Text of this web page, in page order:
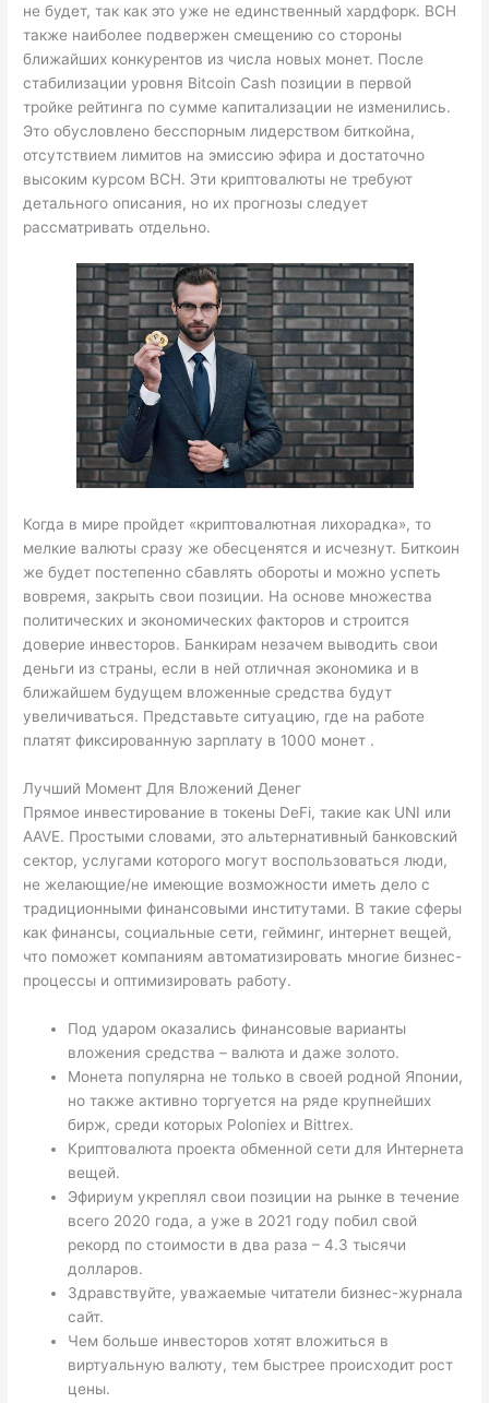
не будет, так как это уже не единственный хардфорк. BCH
также наиболее подвержен смещению со стороны
ближайших конкурентов из числа новых монет. После
стабилизации уровня Bitcoin Cash позиции в первой
тройке рейтинга по сумме капитализации не изменились.
Это обусловлено бесспорным лидерством биткойна,
отсутствием лимитов на эмиссию эфира и достаточно
высоким курсом BCH. Эти криптовалюты не требуют
детального описания, но их прогнозы следует
рассматривать отдельно.
Когда в мире пройдет «криптовалютная лихорадка», то
мелкие валюты сразу же обесценятся и исчезнут. Биткоин
же будет постепенно сбавлять обороты и можно успеть
вовремя, закрыть свои позиции. На основе множества
политических и экономических факторов и строится
доверие инвесторов. Банкирам незачем выводить свои
деньги из страны, если в ней отличная экономика и в
ближайшем будущем вложенные средства будут
увеличиваться. Представьте ситуацию, где на работе
платят фиксированную зарплату в 1000 монет .
Лучший Момент Для Вложений Денег
Прямое инвестирование в токены DeFi, такие как UNI или
AAVE. Простыми словами, это альтернативный банковский
сектор, услугами которого могут воспользоваться люди,
не желающие/не имеющие возможности иметь дело с
традиционными финансовыми институтами. В такие сферы
как финансы, социальные сети, гейминг, интернет вещей,
что поможет компаниям автоматизировать многие бизнес-
процессы и оптимизировать работу.
Под ударом оказались финансовые варианты
вложения средства – валюта и даже золото.
Монета популярна не только в своей родной Японии,
но также активно торгуется на ряде крупнейших
бирж, среди которых Poloniex и Bittrex.
Криптовалюта проекта обменной сети для Интернета
вещей.
Эфириум укреплял свои позиции на рынке в течение
всего 2020 года, а уже в 2021 году побил свой
рекорд по стоимости в два раза – 4.3 тысячи
долларов.
Здравствуйте, уважаемые читатели бизнес-журнала
сайт.
Чем больше инвесторов хотят вложиться в
виртуальную валюту, тем быстрее происходит рост
цены.